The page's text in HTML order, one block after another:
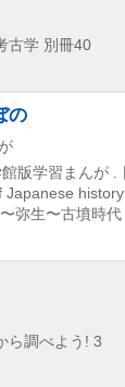
古学 別冊40
の
版学習まんが .
弥生〜古墳時代
ら調べよう! 3